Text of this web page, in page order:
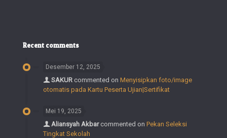
Recent comments
Desember 12, 2025
SAKUR commented on Menyisipkan foto/image
otomatis pada Kartu Peserta Ujian|Sertifikat
Mei 19, 2025
Aliansyah Akbarcommented on Pekan Seleksi
Tingkat Sekolah